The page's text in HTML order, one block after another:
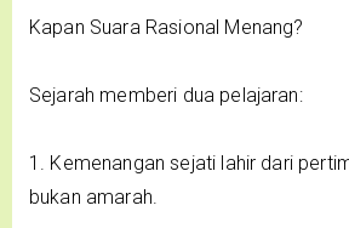
Kapan Suara Rasional Menang?
Sejarah memberi dua pelajaran:
1. Kemenangan sejati lahir dari
bukan amarah.